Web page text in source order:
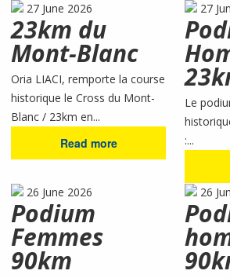
27 June 2026
23km du
Mont-Blanc
Oria LIACI, remporte la course
historique le Cross du Mont-
Blanc / 23km en...
Read more
27
Le
:...
26 June 2026
Podium
Femmes
90km
26